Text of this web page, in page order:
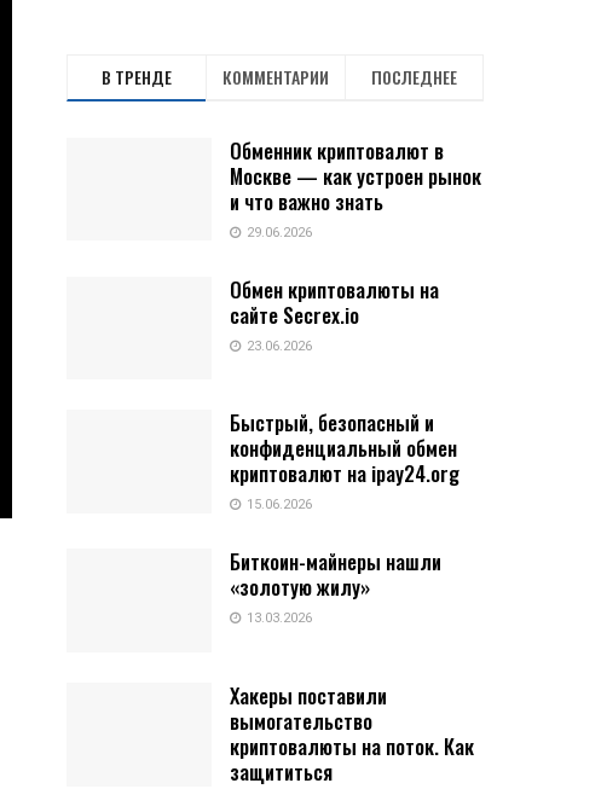
В ТРЕНДЕ КОММЕНТАРИИ ПОСЛЕДНЕЕ
Обменник криптовалют в
Москве — как устроен рынок
и что важно знать
29.06.2026
Обмен криптовалюты на
сайте Secrex.io
23.06.2026
Быстрый, безопасный и
конфиденциальный обмен
криптовалют на ipay24.org
15.06.2026
Биткоин-майнеры нашли
«золотую жилу»
13.03.2026
Хакеры поставили
вымогательство
криптовалюты на поток. Как
защититься